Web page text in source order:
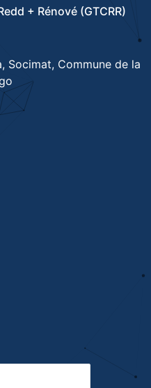
+ Rénové (GTCRR)
Socimat, Commune de la